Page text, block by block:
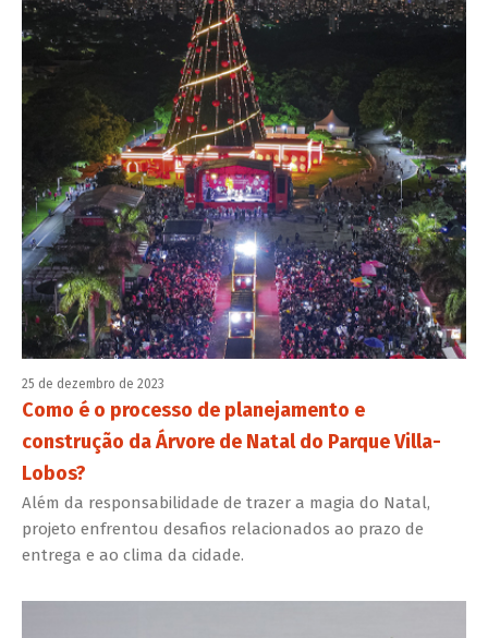
25 de dezembro de 2023
Como é o processo de planejamento e
construção da Árvore de Natal do Parque Villa-
Lobos?
Além da responsabilidade de trazer a magia do Natal,
projeto enfrentou desafios relacionados ao prazo de
entrega e ao clima da cidade.